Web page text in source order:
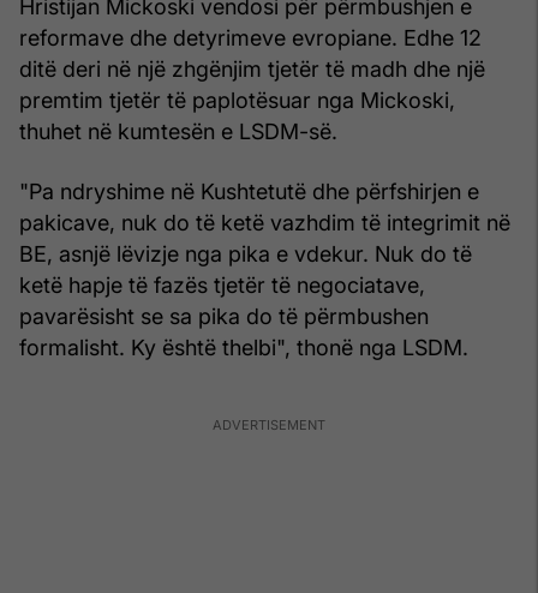
Hristijan Mickoski vendosi për përmbushjen e
reformave dhe detyrimeve evropiane. Edhe 12
ditë deri në një zhgënjim tjetër të madh dhe një
premtim tjetër të paplotësuar nga Mickoski,
thuhet në kumtesën e LSDM-së.
"Pa ndryshime në Kushtetutë dhe përfshirjen e
pakicave, nuk do të ketë vazhdim të integrimit në
BE, asnjë lëvizje nga pika e vdekur. Nuk do të
ketë hapje të fazës tjetër të negociatave,
pavarësisht se sa pika do të përmbushen
formalisht. Ky është thelbi", thonë nga LSDM.